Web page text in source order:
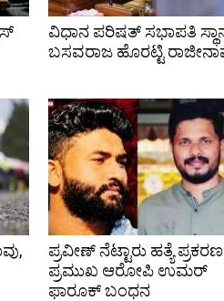
ವಿಧಾನ ಪರಿಷತ್ ಸಭಾಪತಿ
ಬಸವರಾಜ ಹೊರಟ್ಟಿ
ಪ್ರವೀಣ್ ನೆಟ್ಟಾರು ಹತ್ಯೆ
ಪ್ರಮುಖ ಆರೋಪಿ ಉಮರ್
ಫಾರೂಕ್ ಬಂಧನ